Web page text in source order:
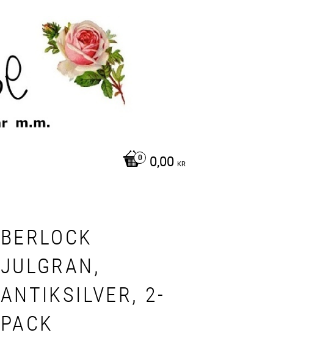
0,00 KR
BERLOCK
JULGRAN,
ANTIKSILVER, 2-
PACK